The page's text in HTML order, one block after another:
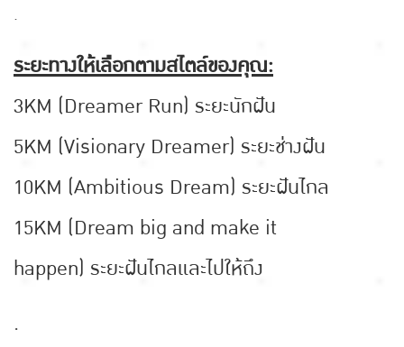
.
ระยะทางให้เลือกตามสไตล์ของคุณ:
3KM (Dreamer Run) ระยะนักฝัน
5KM (Visionary Dreamer) ระยะช่างฝัน
10KM (Ambitious Dream) ระยะฝันไกล
15KM (Dream big and make it
happen) ระยะฝันไกลและไปให้ถึง
.